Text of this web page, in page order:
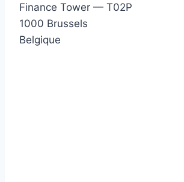
Finance Tower — T02P
1000 Brussels
Belgique